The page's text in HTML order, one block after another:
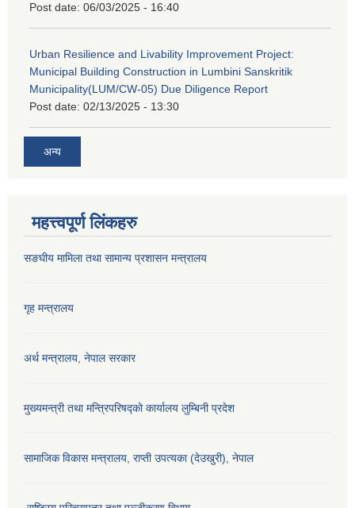
Post date: 06/03/2025 - 16:40
Urban Resilience and Livability Improvement Project:
Municipal Building Construction in Lumbini Sanskritik
Municipality(LUM/CW-05) Due Diligence Report
Post date: 02/13/2025 - 13:30
अन्य
महत्त्वपूर्ण लिंकहरु
सङघीय मामिला तथा सामान्य प्रशासन मन्‍त्रालय
गृह मन्त्रालय
अर्थ मन्त्रालय, नेपाल सरकार
मुख्यमन्त्री तथा मन्त्रिपरिषद्को कार्यालय लुम्बिनी प्रदेश
सामाजिक विकास मन्‍‍त्रालय, राप्ती उपत्यका (देउखुरी), नेपाल